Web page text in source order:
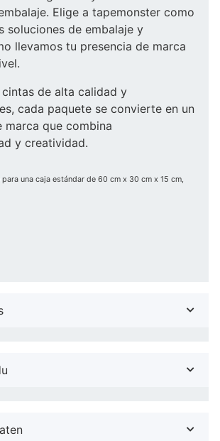
Elige a tapemonster como
soluciones de embalaje y
llevamos tu presencia de marca
de alta calidad y
cada paquete se convierte en un
marca que combina
y creatividad.
una caja estándar de 60 cm x 30 cm x 15 cm,